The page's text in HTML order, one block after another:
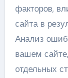
факторов,
сайта в
Анализ
вашем
отдельных